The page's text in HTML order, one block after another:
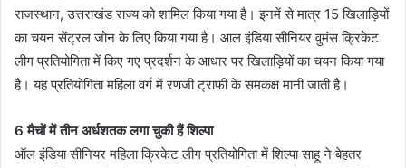
राजस्थान, उत्तराखंड राज्य को शामिल किया गया है। इनमें से मात्र 15 खिलाड़ियों
का चयन सेंट्रल जोन के लिए किया गया है। आल इंडिया सीनियर वुमंस क्रिकेट
लीग प्रतियोगिता में किए गए प्रदर्शन के आधार पर खिलाड़ियों का चयन किया गया
है। यह प्रतियोगिता महिला वर्ग में रणजी ट्राफी के समकक्ष मानी जाती है।
6 मैचों में तीन अर्धशतक लगा चुकी हैं शिल्पा
ऑल इंडिया सीनियर महिला क्रिकेट लीग प्रतियोगिता में शिल्पा साहू ने बेहतर